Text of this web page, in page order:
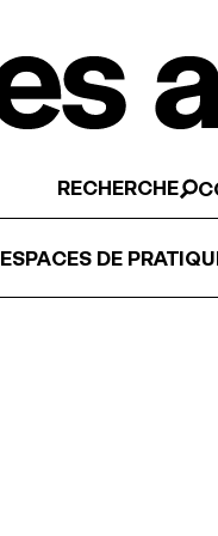
RECHERCHE
ESPACES DE